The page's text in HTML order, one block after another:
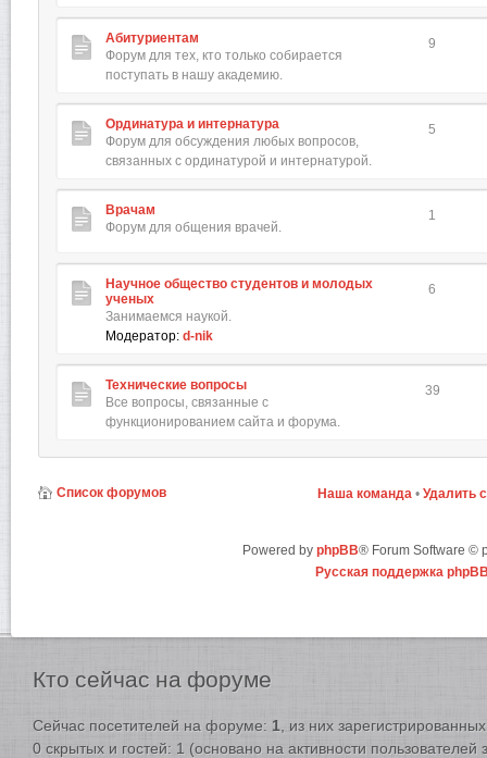
Абитуриентам
Форум для тех, кто только собирается
поступать в нашу академию.
9
Ординатура и интернатура
Форум для обсуждения любых вопросов,
связанных с ординатурой и интернатурой.
5
Врачам
Форум для общения врачей.
1
Научное общество студентов и молодых
ученых
Занимаемся наукой.
Модератор: d-nik
6
Технические вопросы
Все вопросы, связанные с
функционированием сайта и форума.
39
Список форумов Наша команда • Удалить
Powered by phpBB® Forum Software ©
Русская поддержка
Кто сейчас на форуме
Сейчас посетителей на форуме: 1 , из них
0 скрытых и гостей: 1 (основано на активности пользователей